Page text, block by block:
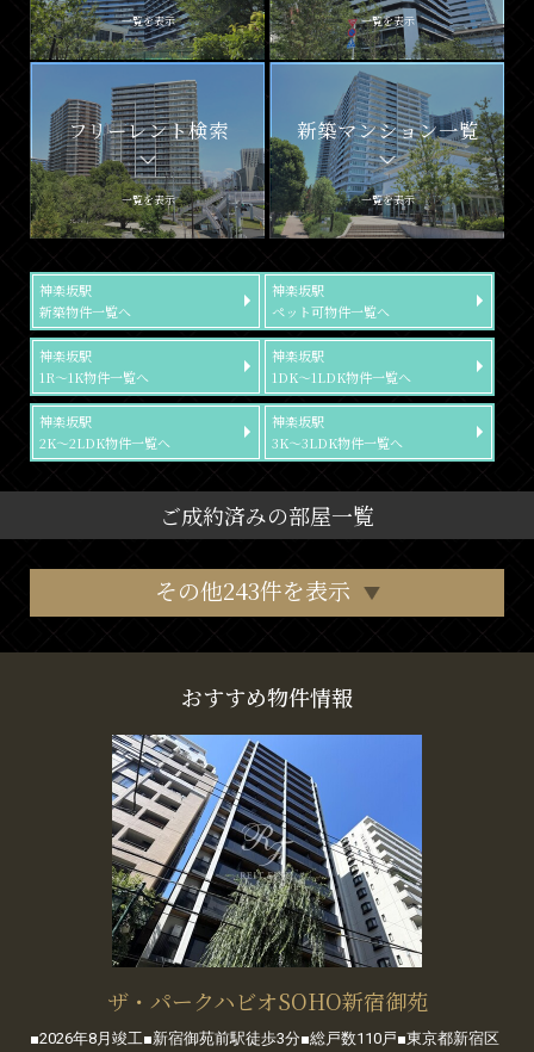
一覧を表示 一覧を表示
フリーレント検索
一覧を表示
新築マンション一覧
一覧を表示
神楽坂駅
新築物件一覧へ
神楽坂駅
ペット可物件一覧へ
神楽坂駅
1R～1K物件一覧へ
神楽坂駅
1DK～1LDK物件一覧へ
神楽坂駅
2K～2LDK物件一覧へ
神楽坂駅
3K～3LDK物件一覧へ
ご成約済みの部屋一覧
その他243件を表示
おすすめ物件情報
ザ・パークハビオSOHO新宿御苑
■2026年8月竣工■新宿御苑前駅徒歩3分■総戸数110戸■東京都新宿区